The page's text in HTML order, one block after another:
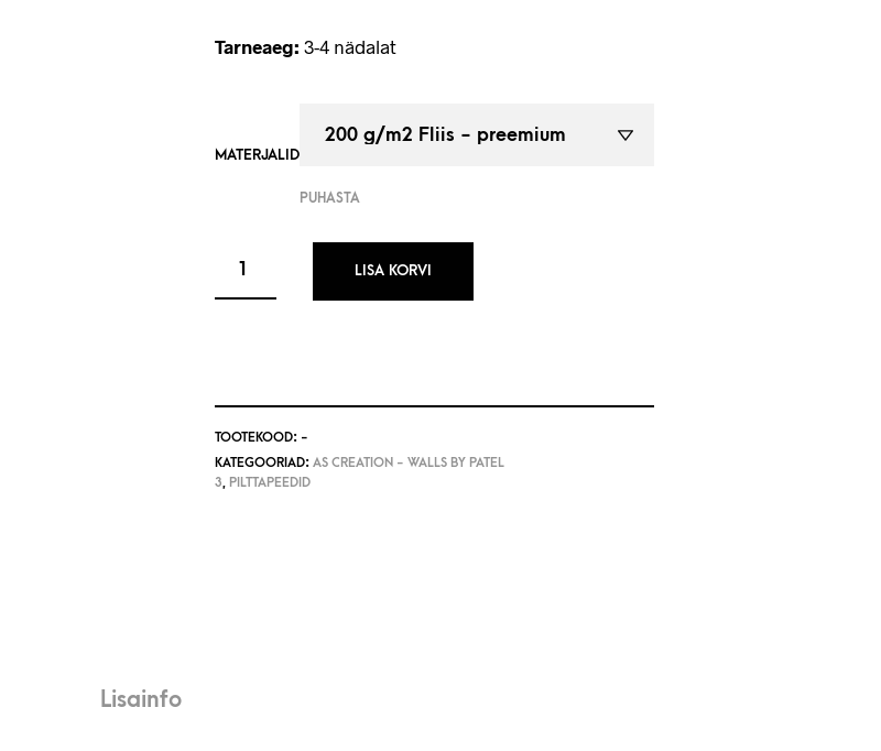
Tarneaeg: 3-4 nädalat
MATERJALID
PUHASTA
LISA KORVI
TOOTEKOOD: -
KATEGOORIAD: AS CREATION - WALLS BY PATEL
3, PILTTAPEEDID
Lisainfo